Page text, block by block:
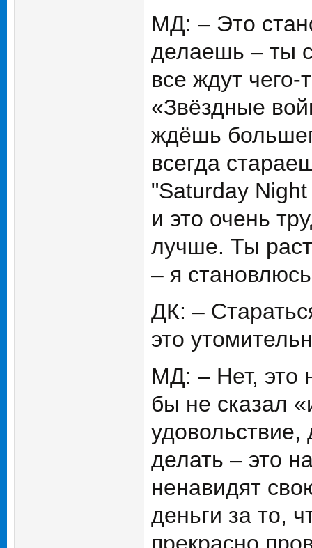
МД: – Это
делаешь – ты
все ждут
«Звёздные
ждёшь
всегда
"Saturday
и это очень
лучше. Ты
– я
ДК: –
это
МД: – Нет, это
бы не сказал
делать – это
ненавидят
деньги за то,